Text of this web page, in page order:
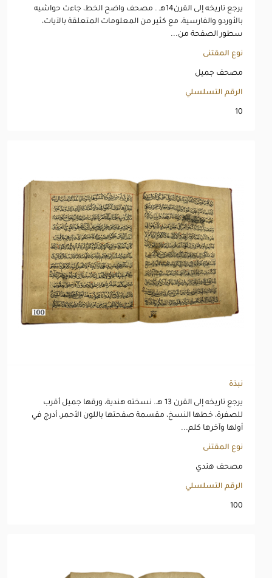
يرجع تاريخه إلى القرن14هـ . مصحف واضح الخط، جاءت حواشيه
بالأوردو والفارسية، مع كثير من المعلومات المتعلقة بالآيات،
سطور الصفحة من...
نوع المقتنى
مصحف جميل
الرقم التسلسلي
10
نبذة
يرجع تاريخه إلى القرن 13 هـ. نسخته هندية، ورقها جميل أقرب
للصفرة، خطها النسخ، مقسمة صفحتها باللون الأحمر، أدرج في
أولها وآخرها كلم...
نوع المقتنى
مصحف هندي
الرقم التسلسلي
100